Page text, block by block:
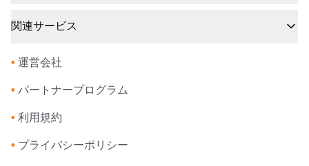
関連サービス
• 運営会社
• パートナープログラム
• 利用規約
• プライバシーポリシー